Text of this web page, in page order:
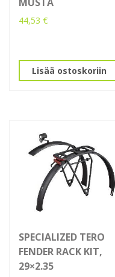
44,53 €
Lisää ostoskoriin
SPECIALIZED TERO
FENDER RACK KIT,
29×2.35